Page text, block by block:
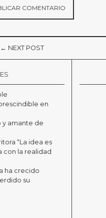
← NEXT POST
en
y amante de
“La idea es
con la realidad
ha crecido
su